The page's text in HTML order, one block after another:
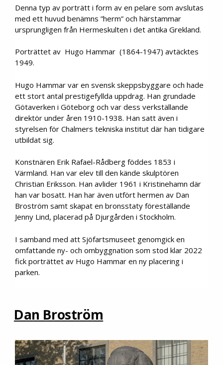
Denna typ av porträtt i form av en pelare som avslutas
med ett huvud benämns ”herm” och härstammar
ursprungligen från Hermeskulten i det antika Grekland.
Porträttet av Hugo Hammar (1864-1947) avtäcktes
1949.
Hugo Hammar var en svensk skeppsbyggare och hade
ett stort antal prestigefyllda uppdrag. Han grundade
Götaverken i Göteborg och var dess verkställande
direktör under åren 1910-1938. Han satt även i
styrelsen för Chalmers tekniska institut där han tidigare
utbildat sig.
Konstnären Erik Rafael-Rådberg föddes 1853 i
Värmland. Han var elev till den kände skulptören
Christian Eriksson. Han avlider 1961 i Kristinehamn där
han var bosatt. Han har även utfört hermen av Dan
Broström samt skapat en bronsstaty föreställande
Jenny Lind, placerad på Djurgården i Stockholm.
I samband med att Sjöfartsmuseet genomgick en
omfattande ny- och ombyggnation som stod klar 2022
fick porträttet av Hugo Hammar en ny placering i
parken.
Dan Broström